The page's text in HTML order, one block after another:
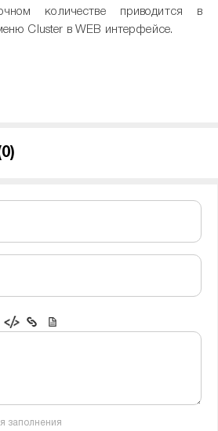
количестве приводится в
Cluster в WEB интерфейсе.
0)
заполнения